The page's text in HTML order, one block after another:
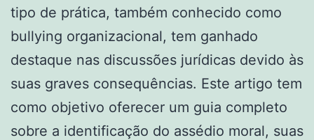
tipo de prática, também conhecido como
bullying organizacional, tem ganhado
destaque nas discussões jurídicas devido às
suas graves consequências. Este artigo tem
como objetivo oferecer um guia completo
sobre a identificação do assédio moral, suas